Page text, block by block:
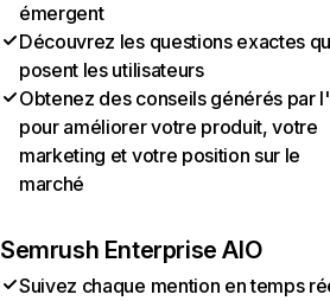
émergent
Découvrez les questions exactes
posent les utilisateurs
Obtenez des conseils générés par
pour améliorer votre produit, votre
marketing et votre position sur le
marché
Semrush Enterprise AIO
Suivez chaque mention en temps